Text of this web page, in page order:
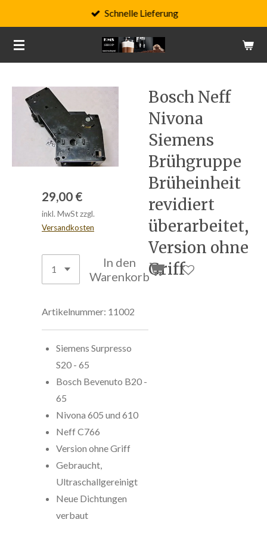
Hauptinhalt
springen
Schnelle Lieferung
Bosch Neff
Nivona
Siemens
Brühgruppe
Brüheinheit
revidiert
überarbeitet,
Version ohne
Griff
29,00 €
inkl. MwSt zzgl.
Versandkosten
In den
Warenkorb
Artikelnummer: 11002
Siemens Surpresso
S20 - 65
Bosch Bevenuto B20 -
65
Nivona 605 und 610
Neff C766
Version ohne Griff
Gebraucht,
Ultraschallgereinigt
Neue Dichtungen
verbaut